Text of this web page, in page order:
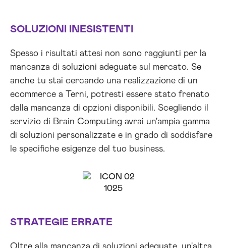
SOLUZIONI INESISTENTI
Spesso i risultati attesi non sono raggiunti per la
mancanza di soluzioni adeguate sul mercato. Se
anche tu stai cercando una realizzazione di un
ecommerce a Terni, potresti essere stato frenato
dalla mancanza di opzioni disponibili. Scegliendo il
servizio di Brain Computing avrai un'ampia gamma
di soluzioni personalizzate e in grado di soddisfare
le specifiche esigenze del tuo business.
STRATEGIE ERRATE